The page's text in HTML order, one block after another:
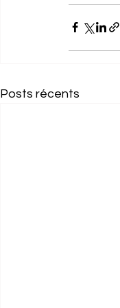
Posts récents